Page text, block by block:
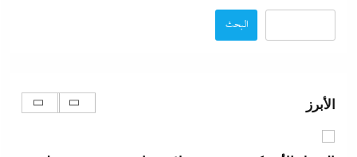
البحث
الأبرز
30 يوليو، 2026